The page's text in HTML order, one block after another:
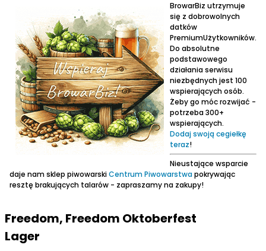
BrowarBiz utrzymuje
się z dobrowolnych
datków
PremiumUżytkowników.
Do absolutne
podstawowego
działania serwisu
niezbędnych jest 100
wspierających osób.
Żeby go móc rozwijać -
potrzeba 300+
wspierających.
Dodaj swoją cegiełkę
teraz!
Nieustające wsparcie
daje nam sklep piwowarskiCentrum Piwowarstwapokrywając
resztę brakujących talarów - zapraszamy na zakupy!
Freedom, Freedom Oktoberfest
Lager